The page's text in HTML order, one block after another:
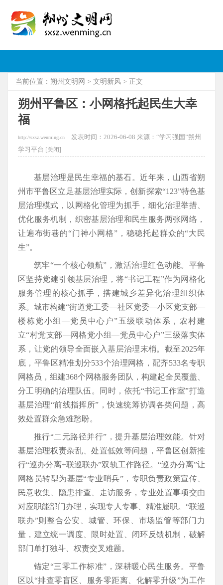
当前位置： 朔州文明网 > 文明新风 > 正文
朔州平鲁区：小网格托起民生大幸
福
http://sxsz.wenming.cn
发表时间：2026-06-08 来源：“学习强国”朔州
学习平台 [关闭]
基层治理是民生幸福的基石。近年来，山西省朔
州市平鲁区立足基层治理实际，创新探索“123”特色基
层治理模式，以网格化管理为抓手，细化治理举措、
优化服务机制，织密基层治理和民生服务两张网络，
让遍布街巷的“门神小网格”，稳稳托起群众的“大民
生”。
筑牢“一个核心领航”，激活治理红色动能。平鲁
区坚持党建引领基层治理，将“书记工程”作为网格化
服务管理的核心抓手，搭建城乡差异化治理组织体
系。城市构建“街道党工委—社区党委—小区党支部—
楼栋党小组—党员中心户”五级联动体系，农村建
立“村党支部—网格党小组—党员中心户”三级落实体
系，让党的领导全面嵌入基层治理末梢。截至2025年
底，平鲁区精准划分533个治理网格，配齐533名专职
网格员，组建368个网格服务团队，构建起全员覆盖、
分工明确的治理队伍。同时，依托“书记工作室”打造
基层治理“前线指挥所”，快速统筹协调各类问题，高
效处置群众急难愁盼。
推行“二元路径并行”，提升基层治理效能。针对
基层治理权责杂乱、处置低效等问题，平鲁区创新推
行“巡办分离+联巡联办”双轨工作路径。“巡办分离”让
网格员转型为基层“专业哨兵”，专职负责政策宣传、
民意收集、隐患排查、走访服务，专业处置事项交由
对应职能部门办理，实现专人专事、精准履职。“联巡
联办”则整合公安、城管、环保、市场监管等部门力
量，建立统一调度、限时处置、闭环反馈机制，破解
部门单打独斗、权责交叉难题。
锚定“三零工作标准”，深耕暖心民生服务。平鲁
区以“排查零盲区、服务零距离、化解零升级”为工作